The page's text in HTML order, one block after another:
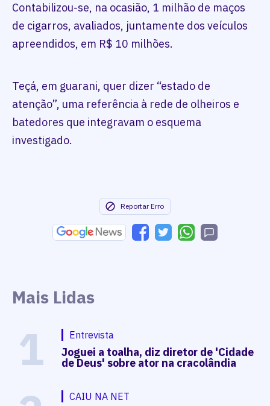
Contabilizou-se, na ocasião, 1 milhão de maços
de cigarros, avaliados, juntamente dos veículos
apreendidos, em R$ 10 milhões.
Teçá, em guarani, quer dizer “estado de
atenção”, uma referência à rede de olheiros e
batedores que integravam o esquema
investigado.
Reportar Erro
Mais Lidas
1 Entrevista
Joguei a toalha, diz diretor de 'Cidade
de Deus' sobre ator na cracolândia
CAIU NA NET